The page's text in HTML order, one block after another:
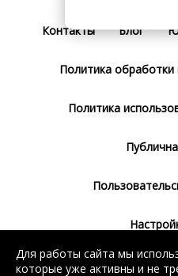
Контакты Блог
Политика
Политика
Согласие на
Для работы сайта мы
которые уже активны и не